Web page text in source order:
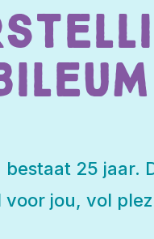
25 jaar.
jou, vol